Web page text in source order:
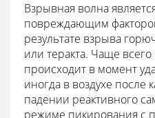
Взрывная волна
повреждающим
результате взрыва
или теракта. Чаще
происходит в момент
иногда в воздухе после
падении реактивного
режиме пикирования с